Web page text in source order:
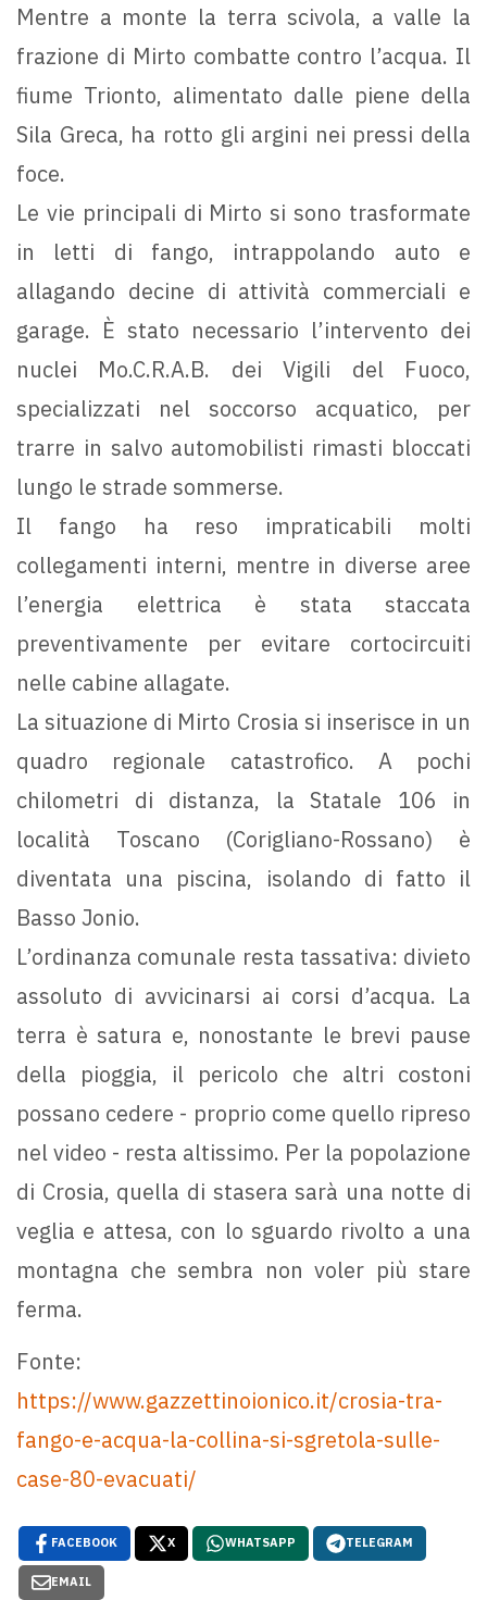
Mentre a monte la terra scivola, a valle la
frazione di Mirto combatte contro l’acqua. Il
fiume Trionto, alimentato dalle piene della
Sila Greca, ha rotto gli argini nei pressi della
foce.
Le vie principali di Mirto si sono trasformate
in letti di fango, intrappolando auto e
allagando decine di attività commerciali e
garage. È stato necessario l’intervento dei
nuclei Mo.C.R.A.B. dei Vigili del Fuoco,
specializzati nel soccorso acquatico, per
trarre in salvo automobilisti rimasti bloccati
lungo le strade sommerse.
Il fango ha reso impraticabili molti
collegamenti interni, mentre in diverse aree
l’energia elettrica è stata staccata
preventivamente per evitare cortocircuiti
nelle cabine allagate.
La situazione di Mirto Crosia si inserisce in un
quadro regionale catastrofico. A pochi
chilometri di distanza, la Statale 106 in
località Toscano (Corigliano-Rossano) è
diventata una piscina, isolando di fatto il
Basso Jonio.
L’ordinanza comunale resta tassativa: divieto
assoluto di avvicinarsi ai corsi d’acqua. La
terra è satura e, nonostante le brevi pause
della pioggia, il pericolo che altri costoni
possano cedere - proprio come quello ripreso
nel video - resta altissimo. Per la popolazione
di Crosia, quella di stasera sarà una notte di
veglia e attesa, con lo sguardo rivolto a una
montagna che sembra non voler più stare
ferma.
Fonte:
https://www.gazzettinoionico.it/crosia-tra-
fango-e-acqua-la-collina-si-sgretola-sulle-
case-80-evacuati/
FACEBOOK X WHATSAPP TELEGRAM
EMAIL